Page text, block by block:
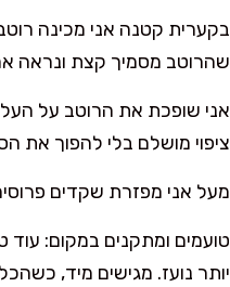
שהרוטב מסמיך קצת ונראה
ציפוי מושלם בלי להפוך את
מעל אני מפזרת שקדים
טועמים ומתקנים במקום: עוד
יותר נועז. מגישים מיד,